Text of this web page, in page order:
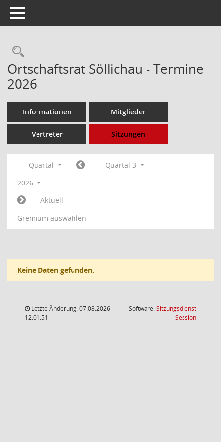
Toggle navigation
Rechercheauswahl
Ortschaftsrat Söllichau - Termine
2026
Informationen Mitglieder
Vertreter Sitzungen
Quartal
Quartal 3
2026
Aktuell
Gremium auswählen
Keine Daten gefunden.
Letzte Änderung: 07.08.2026
12:01:51
Software:Sitzungsdienst
Session(Wird in